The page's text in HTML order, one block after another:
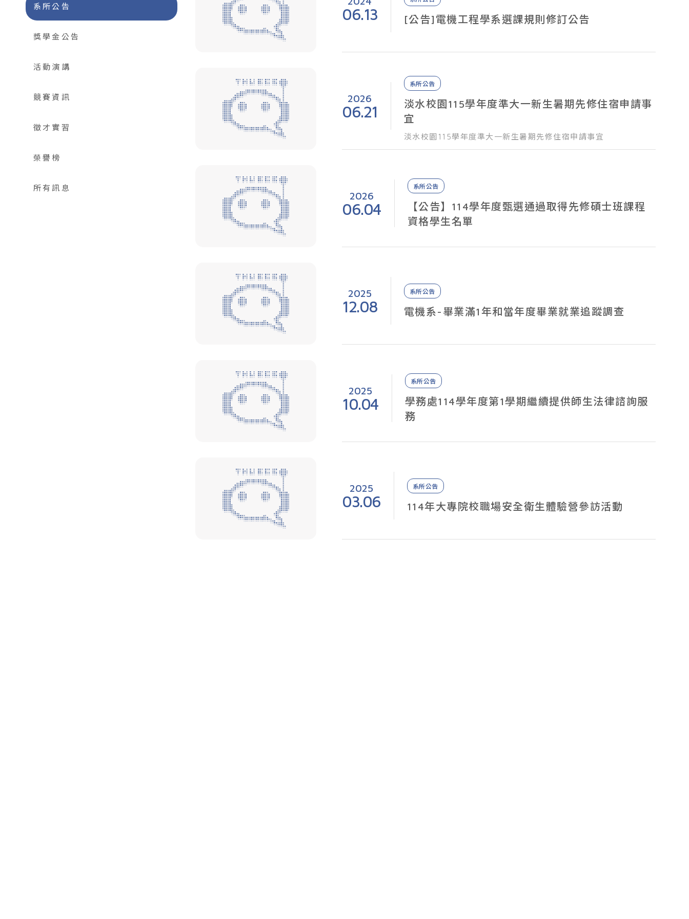
系所公告
獎學金公告
活動演講
競賽資訊
徵才實習
榮譽榜
所有訊息
06.13 [公告]電機工程學系選課規則修訂公告
2026
06.21
系所公告
淡水校園115學年度準大一新生暑期先修住宿申請事
宜
淡水校園115學年度準大一新生暑期先修住宿申請事宜
2026
06.04
系所公告
【公告】114學年度甄選通過取得先修碩士班課程
資格學生名單
2025
12.08
系所公告
電機系-畢業滿1年和當年度畢業就業追蹤調查
2025
10.04
系所公告
學務處114學年度第1學期繼續提供師生法律諮詢服
務
2025
03.06
系所公告
114年大專院校職場安全衛生體驗營參訪活動
招生專區